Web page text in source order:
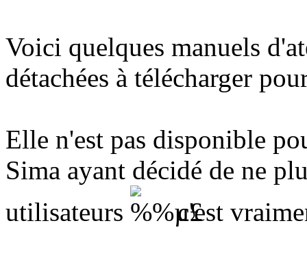
Voici quelques manuels
détachées à télécharger
Elle n'est pas disponible
Sima ayant décidé de ne
utilisateurs
c'est